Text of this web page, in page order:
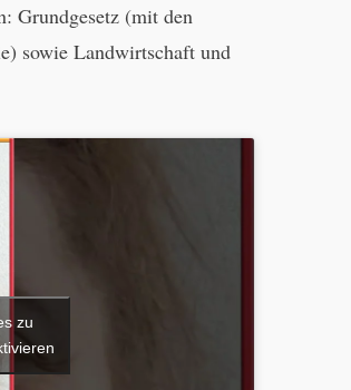
Grundgesetz (mit den
sowie Landwirtschaft und
zu